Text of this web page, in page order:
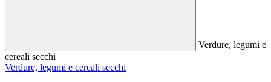
Verdure, legumi e
cereali secchi
Verdure, legumi e cereali secchi